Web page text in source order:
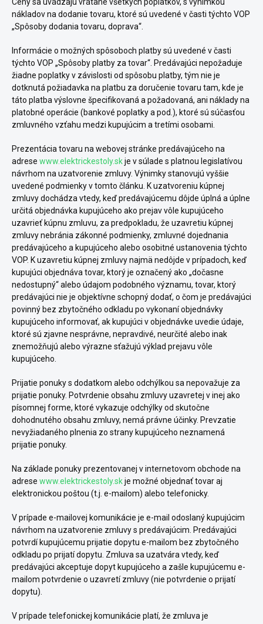
nákladov na dodanie tovaru, ktoré sú uvedené v časti týchto VOP
„Spôsoby dodania tovaru, doprava“.
Informácie o možných spôsoboch platby sú uvedené v časti
týchto VOP „Spôsoby platby za tovar“. Predávajúci nepožaduje
žiadne poplatky v závislosti od spôsobu platby, tým nie je
dotknutá požiadavka na platbu za doručenie tovaru tam, kde je
táto platba výslovne špecifikovaná a požadovaná, ani náklady na
platobné operácie (bankové poplatky a pod.), ktoré sú súčasťou
zmluvného vzťahu medzi kupujúcim a tretími osobami.
Prezentácia tovaru na webovej stránke predávajúceho na
adrese www.elektrickestoly.skje v súlade s platnou legislatívou
návrhom na uzatvorenie zmluvy. Výnimky stanovujú vyššie
uvedené podmienky v tomto článku. K uzatvoreniu kúpnej
zmluvy dochádza vtedy, keď predávajúcemu dôjde úplná a úplne
určitá objednávka kupujúceho ako prejav vôle kupujúceho
uzavrieť kúpnu zmluvu, za predpokladu, že uzavretiu kúpnej
zmluvy nebránia zákonné podmienky, zmluvné dojednania
predávajúceho a kupujúceho alebo osobitné ustanovenia týchto
VOP. K uzavretiu kúpnej zmluvy najmä nedôjde v prípadoch, keď
kupujúci objednáva tovar, ktorý je označený ako „dočasne
nedostupný“ alebo údajom podobného významu, tovar, ktorý
predávajúci nie je objektívne schopný dodať, o čom je predávajúci
povinný bez zbytočného odkladu po vykonaní objednávky
kupujúceho informovať, ak kupujúci v objednávke uvedie údaje,
ktoré sú zjavne nesprávne, nepravdivé, neurčité alebo inak
znemožňujú alebo výrazne sťažujú výklad prejavu vôle
kupujúceho.
Prijatie ponuky s dodatkom alebo odchýlkou sa nepovažuje za
prijatie ponuky. Potvrdenie obsahu zmluvy uzavretej v inej ako
písomnej forme, ktoré vykazuje odchýlky od skutočne
dohodnutého obsahu zmluvy, nemá právne účinky. Prevzatie
nevyžiadaného plnenia zo strany kupujúceho neznamená
prijatie ponuky.
Na základe ponuky prezentovanej v internetovom obchode na
adrese www.elektrickestoly.skje možné objednať tovar aj
elektronickou poštou (t.j. e-mailom) alebo telefonicky.
V prípade e-mailovej komunikácie je e-mail odoslaný kupujúcim
návrhom na uzatvorenie zmluvy s predávajúcim. Predávajúci
potvrdí kupujúcemu prijatie dopytu e-mailom bez zbytočného
odkladu po prijatí dopytu. Zmluva sa uzatvára vtedy, keď
predávajúci akceptuje dopyt kupujúceho a zašle kupujúcemu e-
mailom potvrdenie o uzavretí zmluvy (nie potvrdenie o prijatí
dopytu).
V prípade telefonickej komunikácie platí, že zmluva je